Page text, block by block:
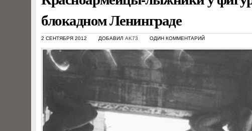
блокадном Ленинграде
2 СЕНТЯБРЯ 2012 ДОБАВИЛ AK73 ОДИН КОММЕНТАРИЙ